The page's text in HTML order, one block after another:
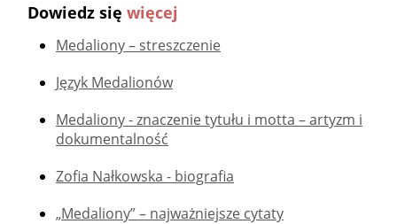
Dowiedz się więcej
Medaliony – streszczenie
Język Medalionów
Medaliony - znaczenie tytułu i motta – artyzm i
dokumentalność
Zofia Nałkowska - biografia
„Medaliony” – najważniejsze cytaty